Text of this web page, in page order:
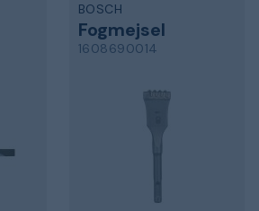
BOSCH
Fogmejsel
1608690014